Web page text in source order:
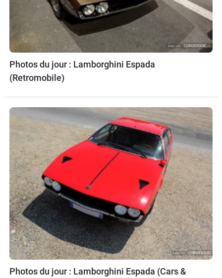
Photos du jour : Lamborghini Espada
(Retromobile)
Photos du jour : Lamborghini Espada (Cars &